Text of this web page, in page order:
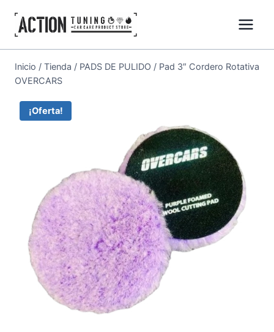
Inicio / Tienda / PADS DE PULIDO / Pad 3″ Cordero Rotativa
OVERCARS
¡Oferta!